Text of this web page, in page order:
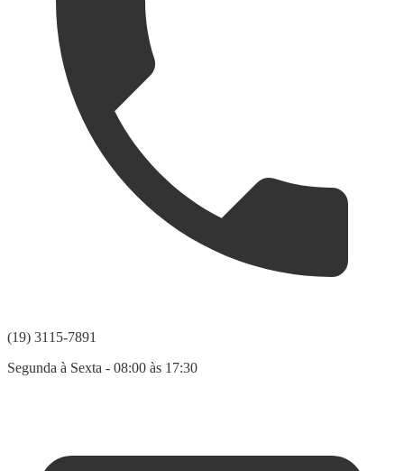
(19) 3115-7891
Segunda à Sexta - 08:00 às 17:30